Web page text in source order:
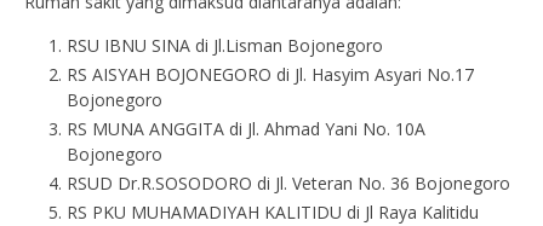
RSU IBNU SINA di Jl.Lisman Bojonegoro
RS AISYAH BOJONEGORO di Jl. Hasyim Asyari No.17
Bojonegoro
RS MUNA ANGGITA di Jl. Ahmad Yani No. 10A
Bojonegoro
RSUD Dr.R.SOSODORO di Jl. Veteran No. 36 Bojonegoro
RS PKU MUHAMADIYAH KALITIDU di Jl Raya Kalitidu